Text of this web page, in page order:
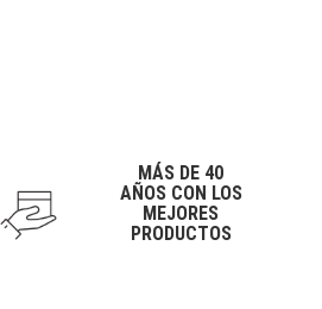
MÁS DE 40
AÑOS CON LOS
MEJORES
PRODUCTOS